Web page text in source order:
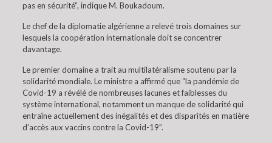
pas en sécurité”, indique M. Boukadoum.
Le chef de la diplomatie algérienne a relevé trois domaines sur
lesquels la coopération internationale doit se concentrer
davantage.
Le premier domaine a trait au multilatéralisme soutenu par la
solidarité mondiale. Le ministre a affirmé que “la pandémie de
Covid-19 a révélé de nombreuses lacunes et faiblesses du
système international, notamment un manque de solidarité qui
entraîne actuellement des inégalités et des disparités en matière
d’accès aux vaccins contre la Covid-19”.